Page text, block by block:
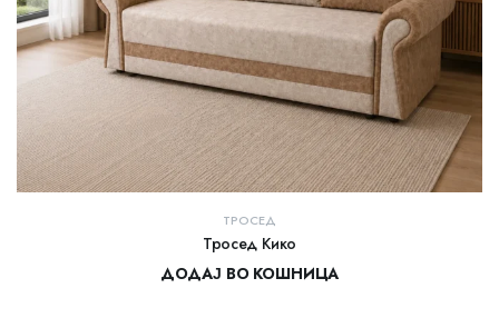
ТРОСЕД
Тросед Кико
ДОДАЈ ВО КОШНИЦА